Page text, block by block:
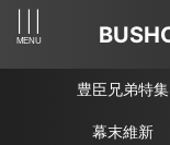
豊臣兄弟特集
幕末維新